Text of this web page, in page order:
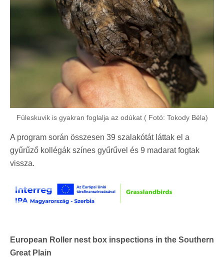
Füleskuvik is gyakran foglalja az odúkat ( Fotó: Tokody Béla)
A program során összesen 39 szalakótát láttak el a
gyűrűző kollégák színes gyűrűvel és 9 madarat fogtak
vissza.
European Roller nest box inspections in the Southern
Great Plain